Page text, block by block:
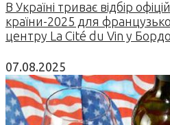
В Україні триває відбір
країни-2025 для
центру La Cité du Vin у Бордо
07.08.2025